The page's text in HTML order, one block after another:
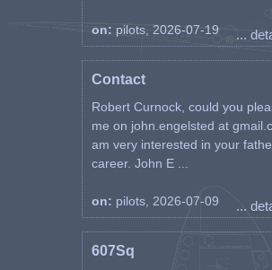
on: pilots, 2026-07-19 ...
Contact
Robert Curnock, could you
me on john.engelsted at
am very interested in your
career. John E ...
on: pilots, 2026-07-09 ...
607Sq